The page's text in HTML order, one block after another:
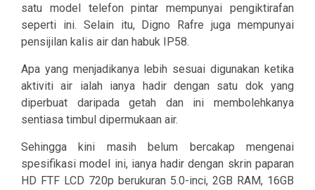
satu model telefon pintar mempunyai pengiktirafan
seperti ini. Selain itu, Digno Rafre juga mempunyai
pensijilan kalis air dan habuk IP58.
Apa yang menjadikanya lebih sesuai digunakan ketika
aktiviti air ialah ianya hadir dengan satu dok yang
diperbuat daripada getah dan ini membolehkanya
sentiasa timbul dipermukaan air.
Sehingga kini masih belum bercakap mengenai
spesifikasi model ini, ianya hadir dengan skrin paparan
HD FTF LCD 720p berukuran 5.0-inci, 2GB RAM, 16GB